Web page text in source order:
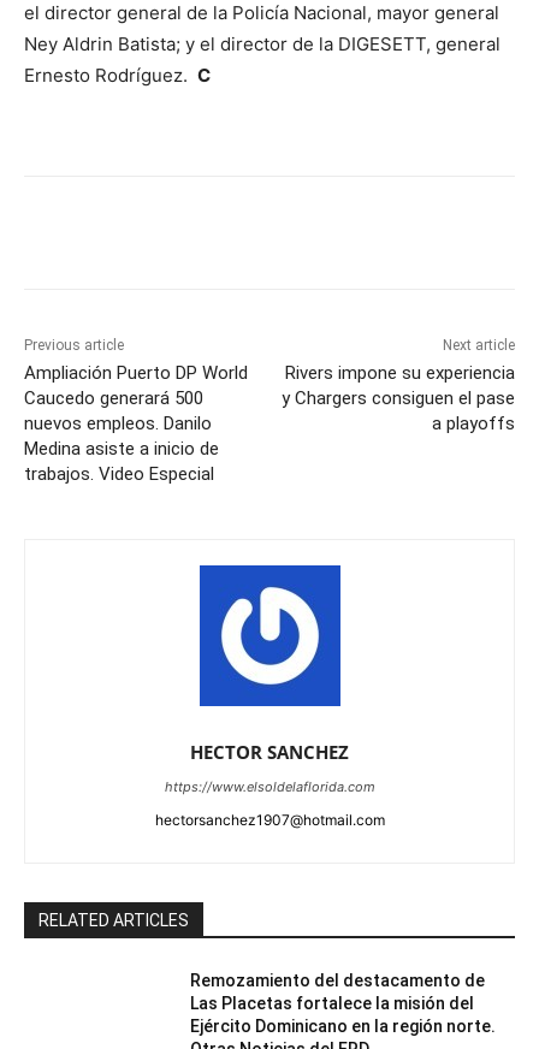
el director general de la Policía Nacional, mayor general
Ney Aldrin Batista; y el director de la DIGESETT, general
Ernesto Rodríguez. C
Previous article
Ampliación Puerto DP World
Caucedo generará 500
nuevos empleos. Danilo
Medina asiste a inicio de
trabajos. Video Especial
Next article
Rivers impone su experiencia
y Chargers consiguen el pase
a playoffs
HECTOR SANCHEZ
https://www.elsoldelaflorida.com
hectorsanchez1907@hotmail.com
RELATED ARTICLES
Remozamiento del destacamento de
Las Placetas fortalece la misión del
Ejército Dominicano en la región norte.